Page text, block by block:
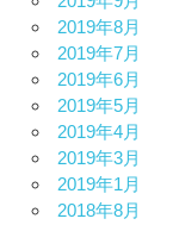
2019年8月
2019年7月
2019年6月
2019年5月
2019年4月
2019年3月
2019年1月
2018年8月